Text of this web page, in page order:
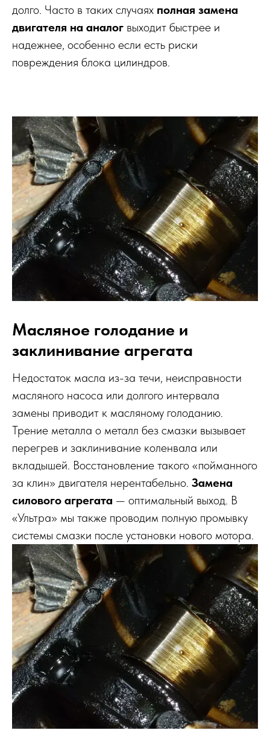
долго. Часто в таких случаях полная замена
двигателя на аналог выходит быстрее и
надежнее, особенно если есть риски
повреждения блока цилиндров.
Масляное голодание и
заклинивание агрегата
Недостаток масла из-за течи, неисправности
масляного насоса или долгого интервала
замены приводит к масляному голоданию.
Трение металла о металл без смазки вызывает
перегрев и заклинивание коленвала или
вкладышей. Восстановление такого «пойманного
за клин» двигателя нерентабельно. Замена
силового агрегата — оптимальный выход. В
«Ультра» мы также проводим полную промывку
системы смазки после установки нового мотора.